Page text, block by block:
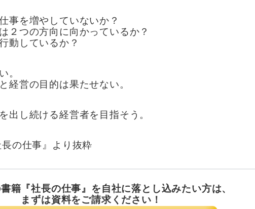
事を増やしていないか？
２つの方向に向かっているか？
動しているか？
。
経営の目的は果たせない。
出し続ける経営者を目指そう。
の仕事』より抜粋
籍『社長の仕事』を自社に落とし込みたい方は、
まずは資料をご請求ください！